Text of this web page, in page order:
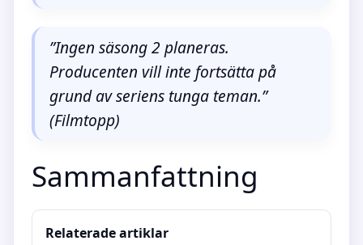
”Ingen säsong 2 planeras.
Producenten vill inte fortsätta på
grund av seriens tunga teman.”
(Filmtopp)
Sammanfattning
Relaterade artiklar